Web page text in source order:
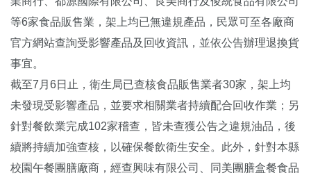
等6家食品販售業，架上均已無違規產品，民眾可至各廠商
官方網站查詢受影響產品及回收資訊，並依公告辦理退換貨
事宜。
截至7月6日止，衛生局已查核食品販售業者30家，架上均
未發現受影響產品，並要求相關業者持續配合回收作業；另
針對餐飲業完成102家稽查，皆未查獲公告之違規油品，後
續將持續加強查核，以確保餐飲衛生安全。此外，針對本縣
校園午餐團膳廠商，經查興味有限公司、同美團膳盒餐食品